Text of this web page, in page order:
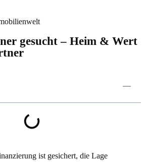
gesucht – Heim & Wert
ist gesichert, die Lage